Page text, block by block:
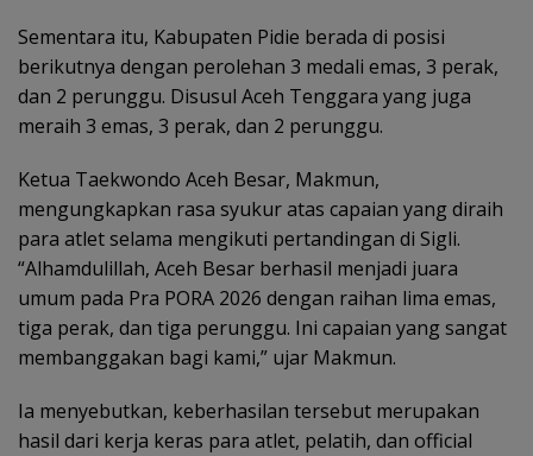
Sementara itu, Kabupaten Pidie berada di posisi
berikutnya dengan perolehan 3 medali emas, 3 perak,
dan 2 perunggu. Disusul Aceh Tenggara yang juga
meraih 3 emas, 3 perak, dan 2 perunggu.
Ketua Taekwondo Aceh Besar, Makmun,
mengungkapkan rasa syukur atas capaian yang diraih
para atlet selama mengikuti pertandingan di Sigli.
“Alhamdulillah, Aceh Besar berhasil menjadi juara
umum pada Pra PORA 2026 dengan raihan lima emas,
tiga perak, dan tiga perunggu. Ini capaian yang sangat
membanggakan bagi kami,” ujar Makmun.
Ia menyebutkan, keberhasilan tersebut merupakan
hasil dari kerja keras para atlet, pelatih, dan official